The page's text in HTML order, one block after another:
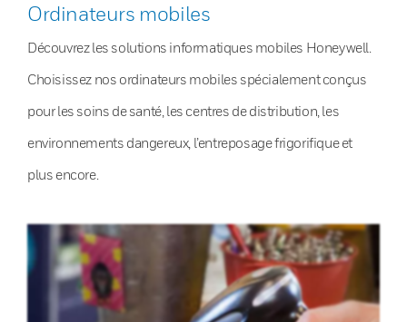
Ordinateurs mobiles
Découvrez les solutions informatiques mobiles Honeywell.
Choisissez nos ordinateurs mobiles spécialement conçus
pour les soins de santé, les centres de distribution, les
environnements dangereux, l’entreposage frigorifique et
plus encore.